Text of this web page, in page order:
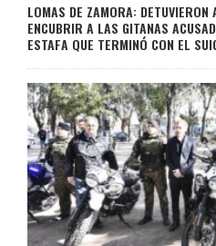
LOMAS DE ZAMORA: DETUVIERON
ENCUBRIR A LAS GITANAS
ESTAFA QUE TERMINÓ CON EL